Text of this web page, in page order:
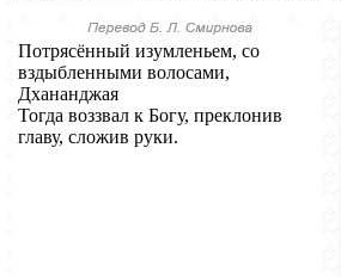
Потрясённый изумленьем, со
вздыбленными волосами,
Дхананджая
Тогда воззвал к Богу, преклонив
главу, сложив руки.